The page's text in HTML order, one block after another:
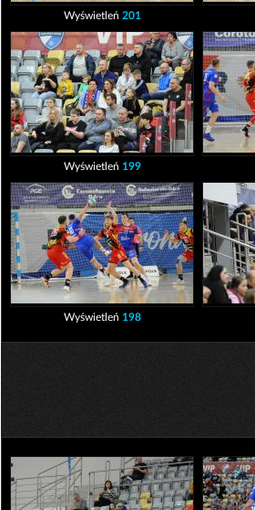
Wyświetleń 201
Wyświetleń 199
Wyświetleń 198